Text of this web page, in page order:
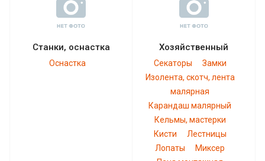
Станки, оснастка
Оснастка
Хозяйственный
Секаторы
Замки
Изолента, скотч, лента
малярная
Карандаш малярный
Кельмы, мастерки
Кисти
Лестницы
Лопаты
Миксер